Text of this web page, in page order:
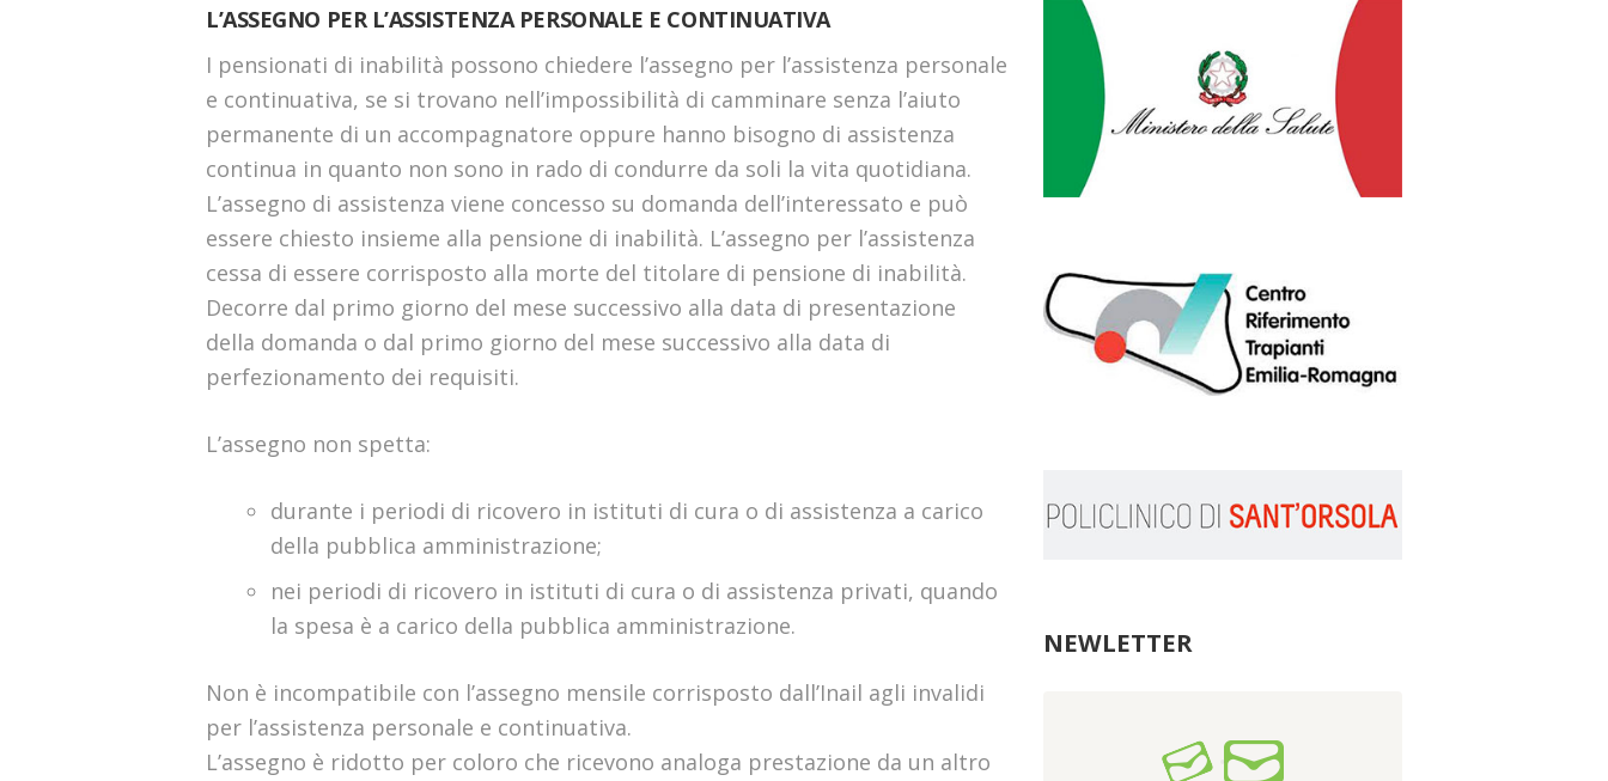
L’ASSEGNO PER L’ASSISTENZA PERSONALE E CONTINUATIVA
I pensionati di inabilità possono chiedere l’assegno per l’assistenza personale
e continuativa, se si trovano nell’impossibilità di camminare senza l’aiuto
permanente di un accompagnatore oppure hanno bisogno di assistenza
continua in quanto non sono in rado di condurre da soli la vita quotidiana.
L’assegno di assistenza viene concesso su domanda dell’interessato e può
essere chiesto insieme alla pensione di inabilità. L’assegno per l’assistenza
cessa di essere corrisposto alla morte del titolare di pensione di inabilità.
Decorre dal primo giorno del mese successivo alla data di presentazione
della domanda o dal primo giorno del mese successivo alla data di
perfezionamento dei requisiti.
L’assegno non spetta:
durante i periodi di ricovero in istituti di cura o di assistenza a carico
della pubblica amministrazione;
nei periodi di ricovero in istituti di cura o di assistenza privati, quando
la spesa è a carico della pubblica amministrazione.
Non è incompatibile con l’assegno mensile corrisposto dall’Inail agli invalidi
per l’assistenza personale e continuativa.
L’assegno è ridotto per coloro che ricevono analoga prestazione da un altro
NEWLETTER